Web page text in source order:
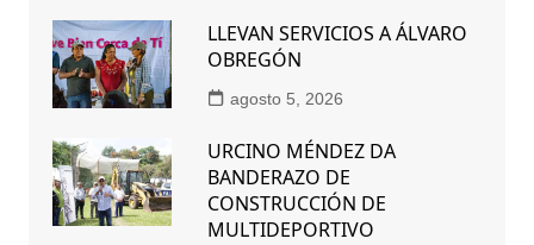
LLEVAN SERVICIOS A ÁLVARO
OBREGÓN
agosto 5, 2026
URCINO MÉNDEZ DA
BANDERAZO DE
CONSTRUCCIÓN DE
MULTIDEPORTIVO